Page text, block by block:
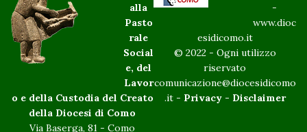
alla
Pasto
rale
Social
e, del
Lavor
o e della Custodia del Creato
della Diocesi di Como
Via Baserga, 81 - Como
-
www.dioc
esidicomo.it
© 2022 - Ogni utilizzo
riservato
comunicazione@diocesidicomo
.it - Privacy- Disclaimer